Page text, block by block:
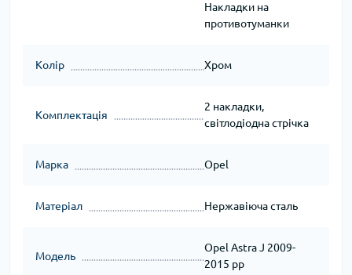
Накладки на
противотуманки
Колір Хром
Комплектація
2 накладки,
світлодіодна стрічка
Марка Opel
Матеріал Нержавіюча сталь
Модель
Opel Astra J 2009-
2015 рр